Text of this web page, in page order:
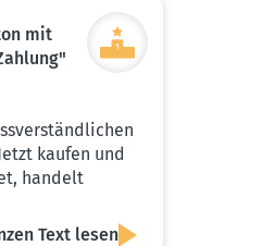
mit
kaufen und
handelt
Text lesen